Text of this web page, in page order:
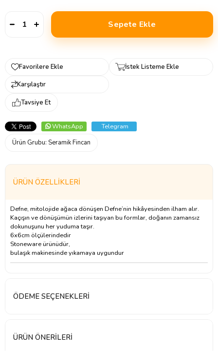
Favorilere Ekle
İstek Listeme Ekle
Karşılaştır
Tavsiye Et
WhatsApp
Telegram
Ürün Grubu: Seramik Fincan
ÜRÜN ÖZELLIKLERI
Defne, mitolojide ağaca dönüşen Defne’nin hikâyesinden ilham alır.
Kaçışın ve dönüşümün izlerini taşıyan bu formlar, doğanın zamansız
dokunuşunu her yuduma taşır.
6x6cm ölçülerindedir
Stoneware ürünüdür,
bulaşık makinesinde yıkamaya uygundur
ÖDEME SEÇENEKLERI
ÜRÜN ÖNERILERI